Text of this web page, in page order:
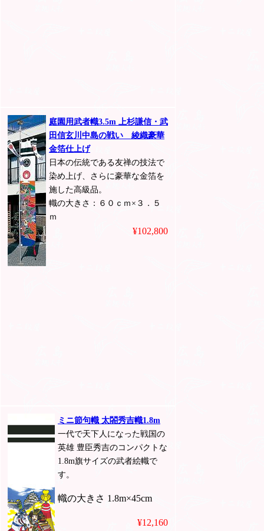
庭園用武者幟3.5m 上杉謙信・武
田信玄川中島の戦い 綾織豪華
金箔仕上げ
日本の伝統である友禅の技法で
染め上げ、さらに豪華な金箔を
施した高級品。
幟の大きさ：６０ｃｍ×３．５
ｍ
¥102,800
ミニ節句幟 太閤秀吉幟1.8m
一代で天下人になった戦国の
英雄 豊臣秀吉のコンパクトな
1.8m旗サイズの武者絵幟で
す。
幟の大きさ 1.8m×45cm
¥12,160